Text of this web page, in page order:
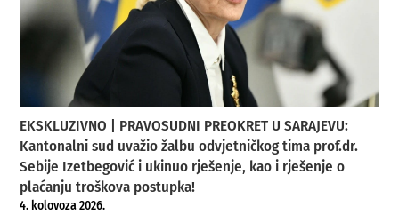
EKSKLUZIVNO | PRAVOSUDNI PREOKRET U SARAJEVU:
Kantonalni sud uvažio žalbu odvjetničkog tima prof.dr.
Sebije Izetbegović i ukinuo rješenje, kao i rješenje o
plaćanju troškova postupka!
4. kolovoza 2026.